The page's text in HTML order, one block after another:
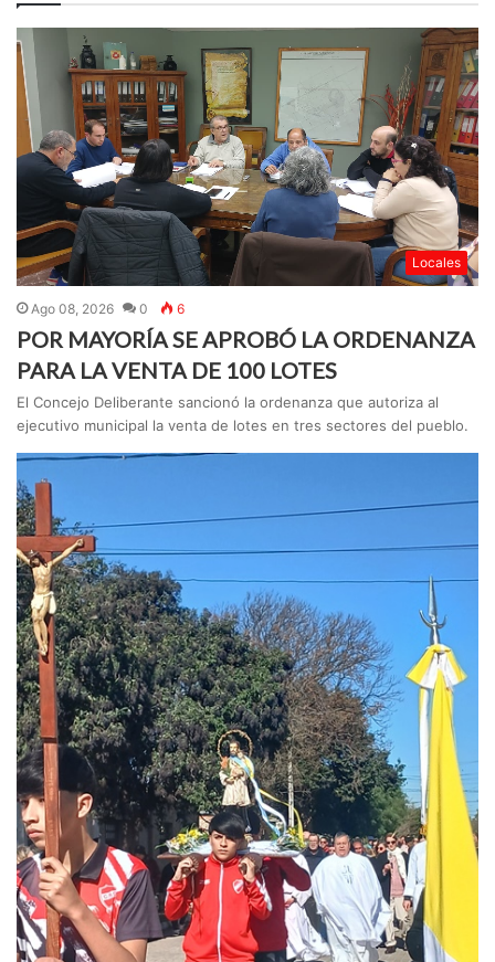
Locales
Ago 08, 2026 0 6
POR MAYORÍA SE APROBÓ LA ORDENANZA
PARA LA VENTA DE 100 LOTES
El Concejo Deliberante sancionó la ordenanza que autoriza al
ejecutivo municipal la venta de lotes en tres sectores del pueblo.